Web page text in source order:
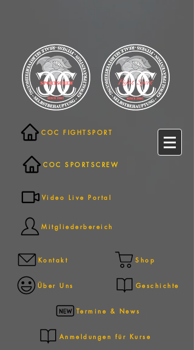
COC FIGHTSPORT
COC SPORTSCREW
Video Live Portal
Mitgliederbereich
Kontakt
Über Uns
Shop
Geschichte
Termine & News
Anmeldungen für Kurse